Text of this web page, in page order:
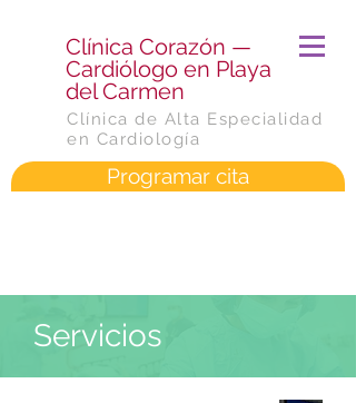
​Clínica Corazón —
Cardiólogo en Playa
del Carmen
Clínica de Alta Especialidad
en Cardiología
Programar cita
Servicios